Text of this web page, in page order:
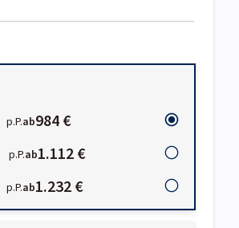
p.P.ab984 €
p.P.ab1.112 €
p.P.ab1.232 €